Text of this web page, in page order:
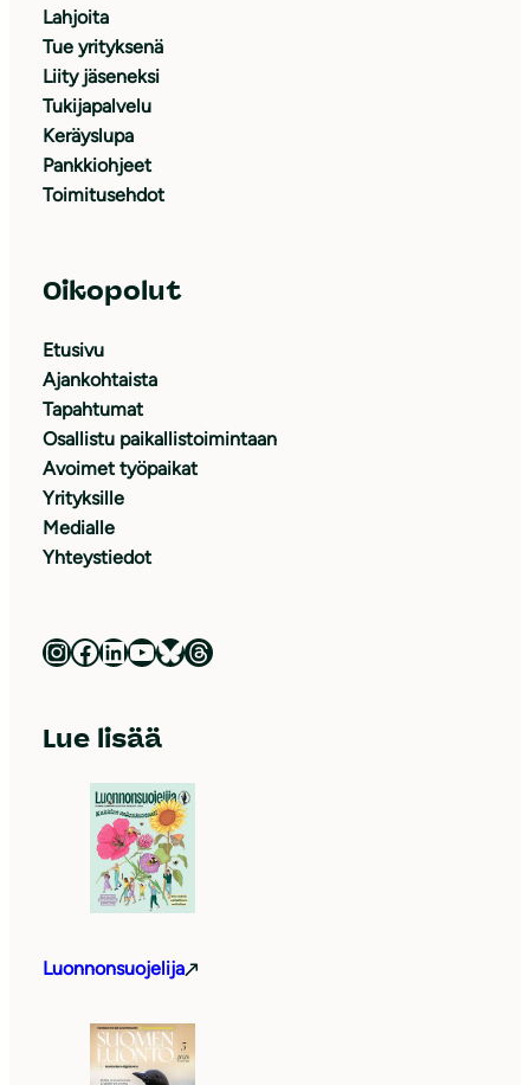
Lahjoita
Tue yrityksenä
Liity jäseneksi
Tukijapalvelu
Keräyslupa
Pankkiohjeet
Toimitusehdot
Oikopolut
Etusivu
Ajankohtaista
Tapahtumat
Osallistu paikallistoimintaan
Avoimet työpaikat
Yrityksille
Medialle
Yhteystiedot
Luonnonsuojeluliitto Instagramissa Luonnonsuojeluliitto Facebookissa Luonnonsuojeluliitto LinkedInissä Luonnonsuojeluliiton YouTube-kanava Luonnonsuojeluliitto Blueskyssa Luonnonsuojeluliitto Threadsissa
Lue lisää
Luonnonsuojelija